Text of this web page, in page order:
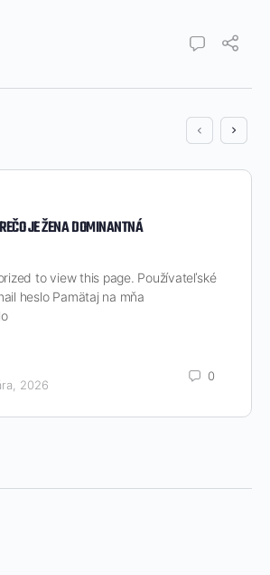
JE ŽENA DOMINANTNÁ
to view this page. Používateľské
heslo Pamätaj na mňa
2026
0